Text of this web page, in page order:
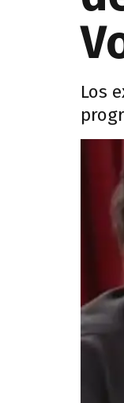
Los